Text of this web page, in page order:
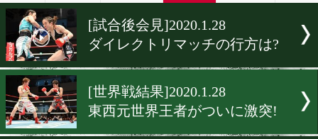
2020年1月のニュース
▶ 新着 KO KiNG ダイエット 女子情報
[試合後会見]2020.1.28
ダイレクトリマッチの行方